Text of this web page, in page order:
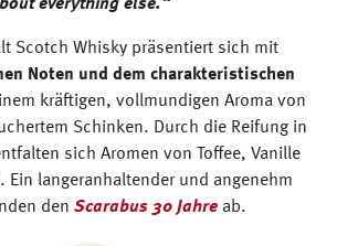
everything else.“
Scotch Whisky präsentiert sich mit
Noten und dem charakteristischen
kräftigen, vollmundigen Aroma von
Schinken. Durch die Reifung in
sich Aromen von Toffee, Vanille
Ein langeranhaltender und angenehm
den Scarabus 30 Jahre ab.